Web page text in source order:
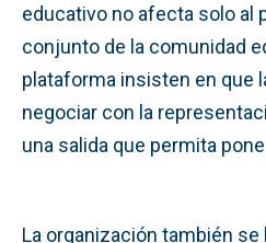
educativo no afecta solo al
conjunto de la comunidad
plataforma insisten en que
negociar con la
una salida que permita
La organización también se